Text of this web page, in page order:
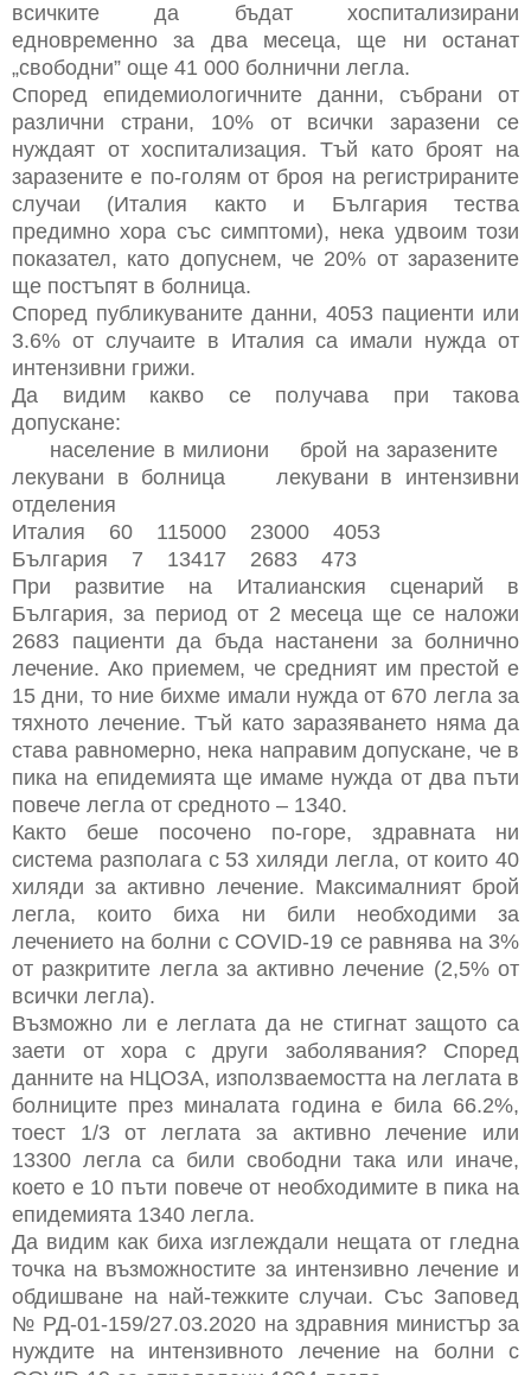
всичките да бъдат хоспитализирани
едновременно за два месеца, ще ни останат
„свободни” още 41 000 болнични легла.
Според епидемиологичните данни, събрани от
различни страни, 10% от всички заразени се
нуждаят от хоспитализация. Тъй като броят на
заразените е по-голям от броя на регистрираните
случаи (Италия както и България тества
предимно хора със симптоми), нека удвоим този
показател, като допуснем, че 20% от заразените
ще постъпят в болница.
Според публикуваните данни, 4053 пациенти или
3.6% от случаите в Италия са имали нужда от
интензивни грижи.
Да видим какво се получава при такова
допускане:
население в милиони брой на заразените
лекувани в болница лекувани в интензивни
отделения
Италия 60 115000 23000 4053
България 7 13417 2683 473
При развитие на Италианския сценарий в
България, за период от 2 месеца ще се наложи
2683 пациенти да бъда настанени за болнично
лечение. Ако приемем, че средният им престой е
15 дни, то ние бихме имали нужда от 670 легла за
тяхното лечение. Тъй като заразяването няма да
става равномерно, нека направим допускане, че в
пика на епидемията ще имаме нужда от два пъти
повече легла от средното – 1340.
Както беше посочено по-горе, здравната ни
система разполага с 53 хиляди легла, от които 40
хиляди за активно лечение. Максималният брой
легла, които биха ни били необходими за
лечението на болни с COVID-19 се равнява на 3%
от разкритите легла за активно лечение (2,5% от
всички легла).
Възможно ли е леглата да не стигнат защото са
заети от хора с други заболявания? Според
данните на НЦОЗА, използваемостта на леглата в
болниците през миналата година е била 66.2%,
тоест 1/3 от леглата за активно лечение или
13300 легла са били свободни така или иначе,
което е 10 пъти повече от необходимите в пика на
епидемията 1340 легла.
Да видим как биха изглеждали нещата от гледна
точка на възможностите за интензивно лечение и
обдишване на най-тежките случаи. Със Заповед
№ РД-01-159/27.03.2020 на здравния министър за
нуждите на интензивното лечение на болни с